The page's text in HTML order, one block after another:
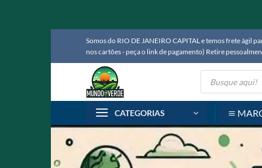
content
Somos do RIO DE JANEIRO CAPITAL e temos frete ágil
nos cartões - peça o link de pagamento) Retire
Pesquisar
produtos
CATEGORIAS